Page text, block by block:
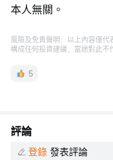
本人無關。
風險及免責聲明：以上內容僅
構成任何投資建議，富途對此不
5
評論
登錄 發表評論